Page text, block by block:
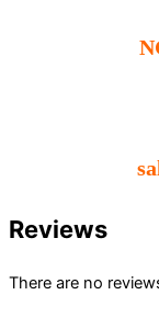
Reviews
There are no